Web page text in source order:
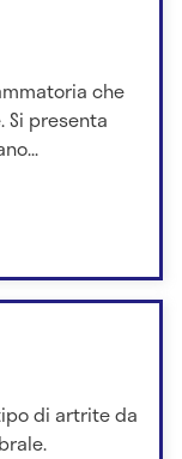
che
presenta
di artrite da